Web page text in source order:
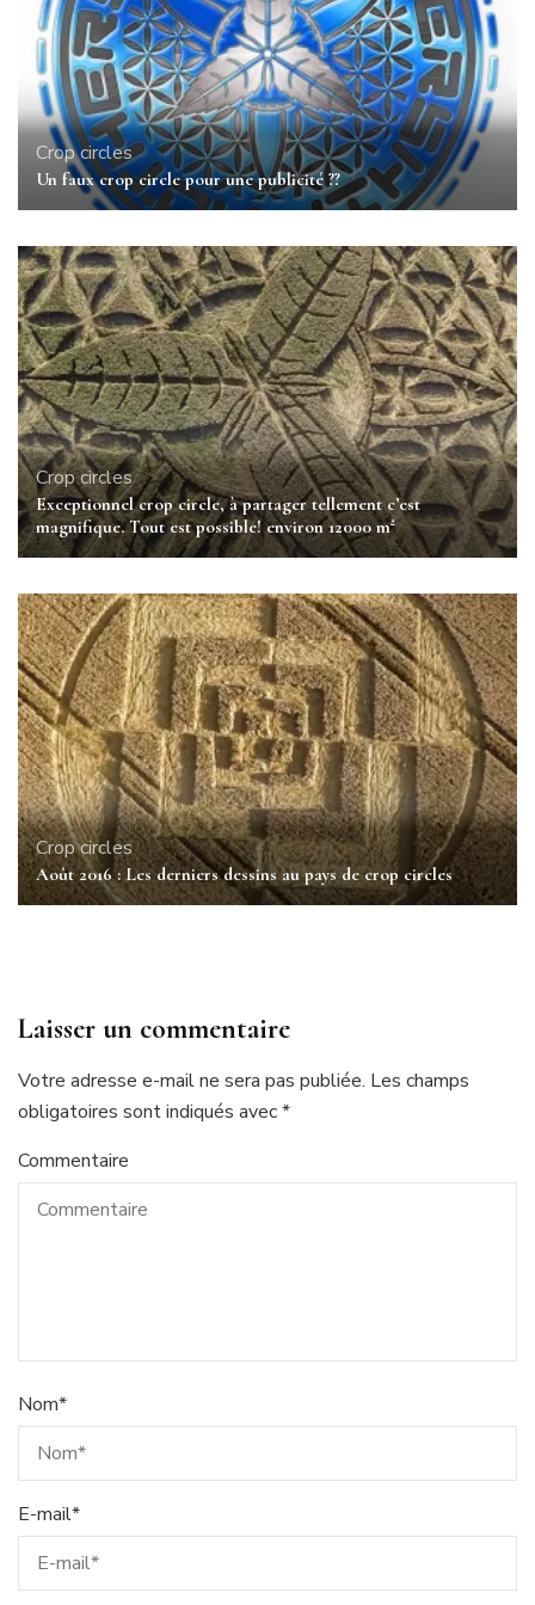
Crop circles
Un faux crop circle pour une publicité ??
Crop circles
Exceptionnel crop circle, à partager tellement c’est
magnifique. Tout est possible! environ 12000 m²
Crop circles
Août 2016 : Les derniers dessins au pays de crop circles
Laisser un commentaire
Votre adresse e-mail ne sera pas publiée. Les champs
obligatoires sont indiqués avec*
Commentaire
Nom*
E-mail*